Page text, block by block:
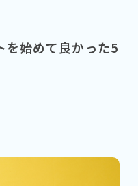
始めて良かった5